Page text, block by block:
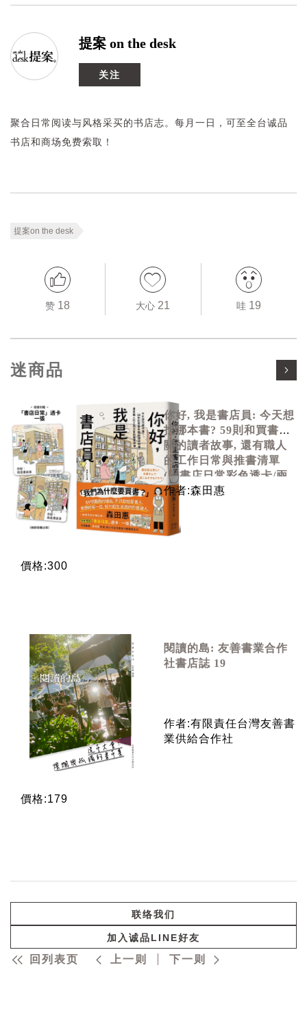
提案 on the desk
关注
聚合日常阅读与风格采买的书店志。每月一日，可至全台诚品
书店和商场免费索取！
提案on the desk
赞 18 大心 21 哇 19
迷商品
你好, 我是書店員: 今天想
找哪本書? 59則和買書有
關的讀者故事, 還有職人
的工作日常與推書清單
(附書店日常彩色透卡/兩
款隨機出貨)
作者:森田惠
價格:300
閱讀的島: 友善書業合作
社書店誌 19
作者:有限責任台灣友善書
業供給合作社
價格:179
联络我们
加入诚品LINE好友
回列表页 上一则 下一则